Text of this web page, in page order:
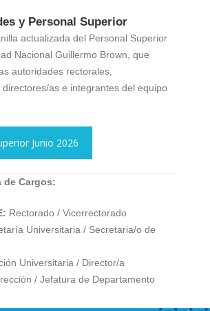
y Personal Superior
actualizada del Personal Superior
Nacional Guillermo Brown, que
autoridades rectorales,
as e integrantes del equipo
Junio 2026
de Cargos:
Rectorado / Vicerrectorado
Universitaria / Secretaria/o de
Universitaria / Director/a
/ Jefatura de Departamento